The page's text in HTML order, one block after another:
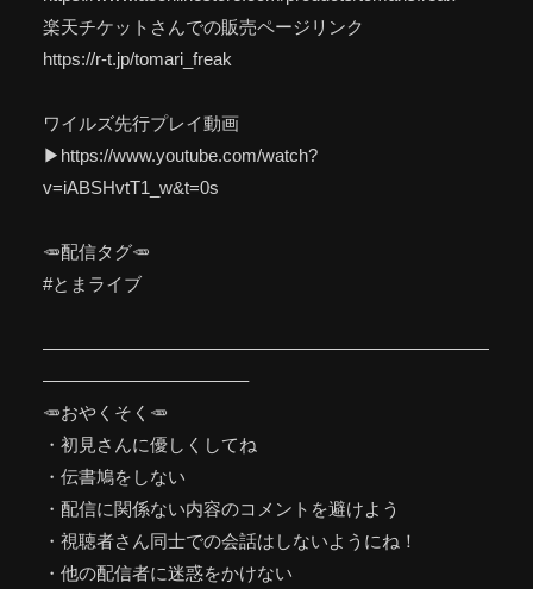
楽天チケットさんでの販売ページリンク
https://r-t.jp/tomari_freak
ワイルズ先行プレイ動画
▶https://www.youtube.com/watch?
v=iABSHvtT1_w&t=0s
🥕配信タグ🥕
#とまライブ
—————————————————————————
———————————–
🥕おやくそく🥕
・初見さんに優しくしてね
・伝書鳩をしない
・配信に関係ない内容のコメントを避けよう
・視聴者さん同士での会話はしないようにね！
・他の配信者に迷惑をかけない